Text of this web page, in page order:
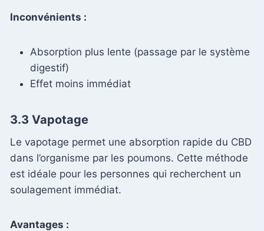
Inconvénients :
Absorption plus lente (passage par le système
digestif)
Effet moins immédiat
3.3 Vapotage
Le vapotage permet une absorption rapide du CBD
dans l’organisme par les poumons. Cette méthode
est idéale pour les personnes qui recherchent un
soulagement immédiat.
Avantages :